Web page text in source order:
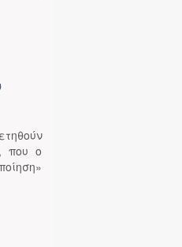
που ο